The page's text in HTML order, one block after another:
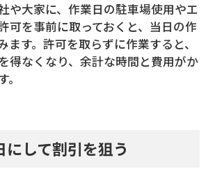
や大家に、作業日の駐車場使用やエ
可を事前に取っておくと、当日の作
ます。許可を取らずに作業すると、
得なくなり、余計な時間と費用がか
して割引を狙う